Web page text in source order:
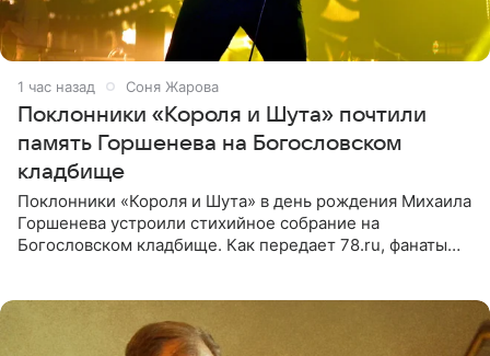
1 час назад Соня Жарова
Поклонники «Короля и Шута» почтили
память Горшенева на Богословском
кладбище
Поклонники «Короля и Шута» в день рождения Михаила
Горшенева устроили стихийное собрание на
Богословском кладбище. Как передает 78.ru, фанаты